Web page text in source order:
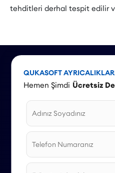
tehditleri derhal tespit edilir
QUKASOFT
Hemen Şimdi Ücretsiz